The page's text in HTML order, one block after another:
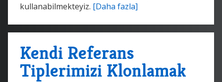
kullanabilmekteyiz. [Daha fazla]
Kendi Referans
Tiplerimizi Klonlamak